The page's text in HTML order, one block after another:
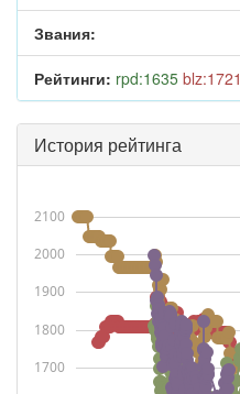
Звания:
Рейтинги: rpd:1635 blz:1721
История рейтинга
1700
1800
1900
2000
2100